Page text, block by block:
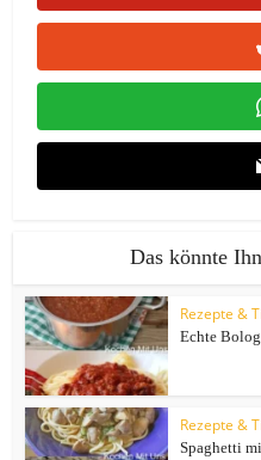
Das könnte
Rezepte &
Echte
Rezepte &
Spaghetti